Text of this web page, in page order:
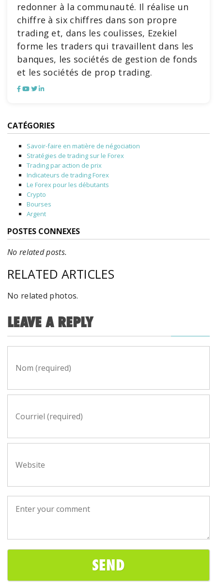
redonner à la communauté. Il réalise un
chiffre à six chiffres dans son propre
trading et, dans les coulisses, Ezekiel
forme les traders qui travaillent dans les
banques, les sociétés de gestion de fonds
et les sociétés de prop trading.
CATÉGORIES
Savoir-faire en matière de négociation
Stratégies de trading sur le Forex
Trading par action de prix
Indicateurs de trading Forex
Le Forex pour les débutants
Crypto
Bourses
Argent
POSTES CONNEXES
No related posts.
RELATED ARTICLES
No related photos.
LEAVE A REPLY